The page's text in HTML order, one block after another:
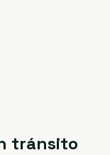
tránsito